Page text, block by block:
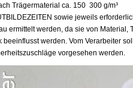
Trägermaterial ca. 150  300 g/m³
sowie jeweils
ermittelt werden, da sie von Material,
beeinflusst werden. Vom Verarbeiter
vorgesehen werden.